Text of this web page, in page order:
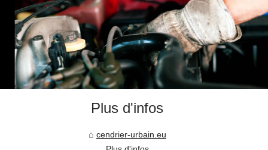
Plus d'infos
cendrier-urbain.eu